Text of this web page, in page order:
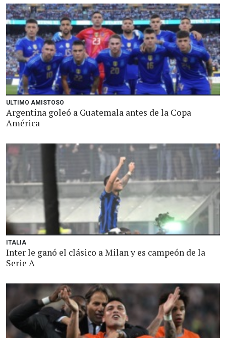
ULTIMO AMISTOSO
Argentina goleó a Guatemala antes de la Copa
América
ITALIA
Inter le ganó el clásico a Milan y es campeón de la
Serie A